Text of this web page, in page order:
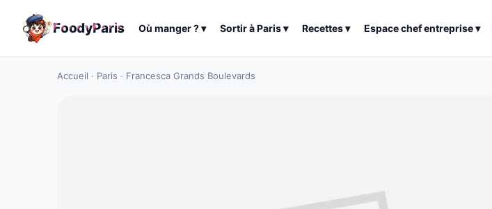
FoodyParis Où manger ?▾ Sortir àParis▾ Recettes▾ Espace chef entreprise▾
Accueil · Paris · Francesca Grands Boulevards